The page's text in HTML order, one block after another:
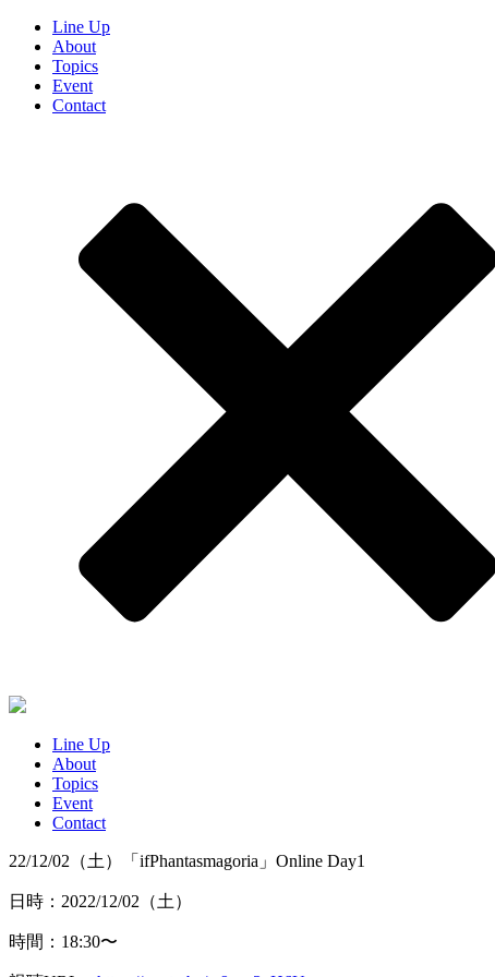
Line Up
About
Topics
Event
Contact
Line Up
About
Topics
Event
Contact
22/12/02（土）「ifPhantasmagoria」Online Day1
日時：2022/12/02（土）
時間：18:30〜